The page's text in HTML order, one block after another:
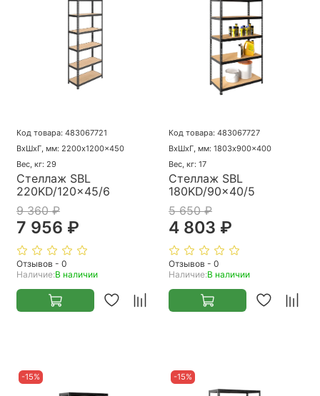
Код товара: 483067721
ВхШхГ, мм: 2200x1200x450
Вес, кг: 29
Стеллаж SBL
220KD/120x45/6
9 360 ₽
7 956 ₽
Отзывов - 0
Наличие:В наличии
Код товара: 483067727
ВхШхГ, мм: 1803x900x400
Вес, кг: 17
Стеллаж SBL
180KD/90x40/5
5 650 ₽
4 803 ₽
Отзывов - 0
Наличие:В наличии
-15% -15%